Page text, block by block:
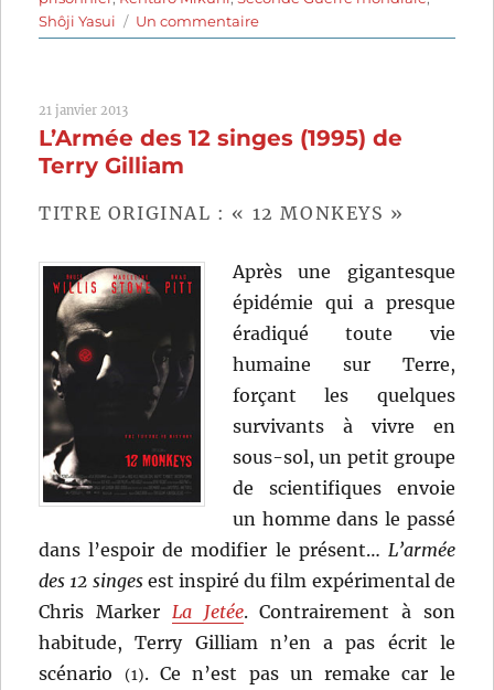
Shôji Yasui
Un commentairesur
La
(1956)
Ichikawa
21 janvier 2013
L’Armée des 12 singes (1995) de
Terry Gilliam
TITRE ORIGINAL : « 12 MONKEYS »
Après une gigantesque
épidémie qui a presque
éradiqué toute vie
humaine sur Terre,
forçant les quelques
survivants à vivre en
sous-sol, un petit groupe
de scientifiques envoie
un homme dans le passé
dans l’espoir de modifier le présent… L’armée
des 12 singesest inspiré du film expérimental de
Chris Marker La Jetée. Contrairement à son
habitude, Terry Gilliam n’en a pas écrit le
scénario
(1). Ce n’est pas un remake car le